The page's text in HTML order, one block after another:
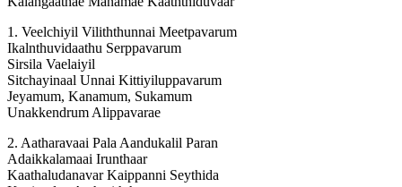
1. Veelchiyil Viliththunnai Meetpavarum
Ikalnthuvidaathu Serppavarum
Sirsila Vaelaiyil
Sitchayinaal Unnai Kittiyiluppavarum
Jeyamum, Kanamum, Sukamum
Unakkendrum Alippavarae
2. Aatharavaai Pala Aandukalil Paran
Adaikkalamaai Irunthaar
Kaathaludanavar Kaippanni Seythida